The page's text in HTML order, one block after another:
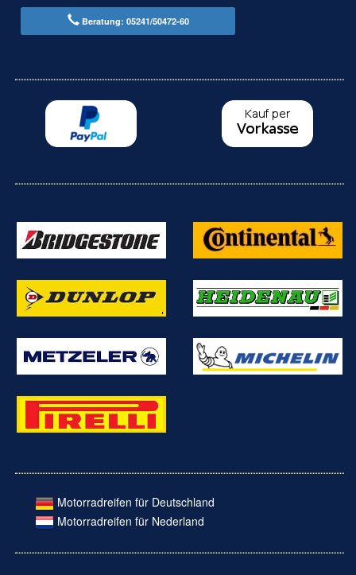
Beratung: 05241/50472-60
Motorradreifen für Deutschland
Motorradreifen für Nederland